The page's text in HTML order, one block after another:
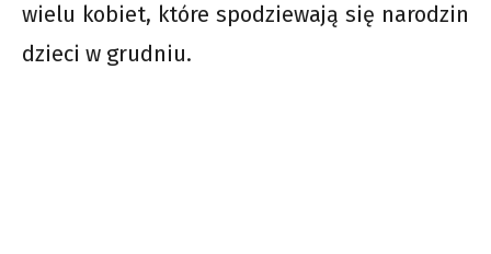
wielu kobiet, które spodziewają się narodzin
dzieci w grudniu.